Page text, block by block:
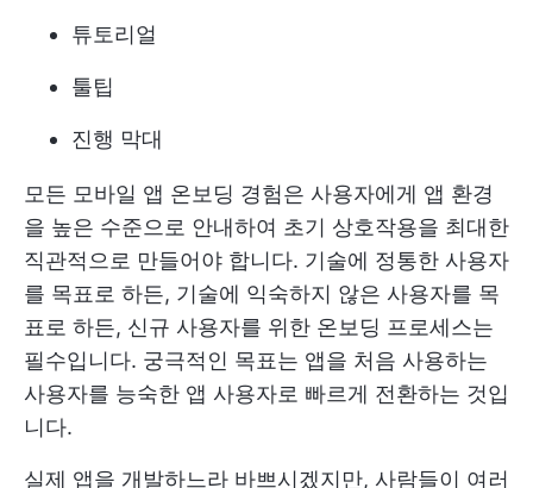
튜토리얼
툴팁
진행 막대
모든 모바일 앱 온보딩 경험은 사용자에게 앱 환경
을 높은 수준으로 안내하여 초기 상호작용을 최대한
직관적으로 만들어야 합니다. 기술에 정통한 사용자
를 목표로 하든, 기술에 익숙하지 않은 사용자를 목
표로 하든, 신규 사용자를 위한 온보딩 프로세스는
필수입니다. 궁극적인 목표는 앱을 처음 사용하는
사용자를 능숙한 앱 사용자로 빠르게 전환하는 것입
니다.
실제 앱을 개발하느라 바쁘시겠지만, 사람들이 여러